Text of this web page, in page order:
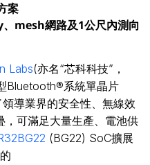
案
mesh網路及1公尺內測向
Labs(亦名“芯科科技”，
Bluetooth®系統單晶片
導業界的安全性、無線效
，可滿足大量生產、電池供
(BG22) SoC擴展